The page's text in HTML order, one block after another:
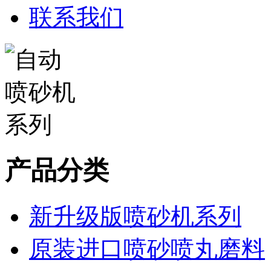
联系我们
产品分类
新升级版喷砂机系列
原装进口喷砂喷丸磨料